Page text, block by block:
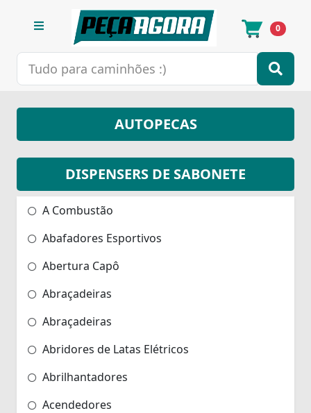
0
AUTOPECAS
DISPENSERS DE SABONETE
A Combustão
Abafadores Esportivos
Abertura Capô
Abraçadeiras
Abraçadeiras
Abridores de Latas Elétricos
Abrilhantadores
Acendedores